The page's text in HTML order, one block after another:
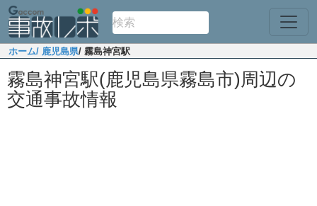
ホーム/ 鹿児島県/ 霧島神宮駅
霧島神宮駅(鹿児島県霧島市)周辺の
交通事故情報